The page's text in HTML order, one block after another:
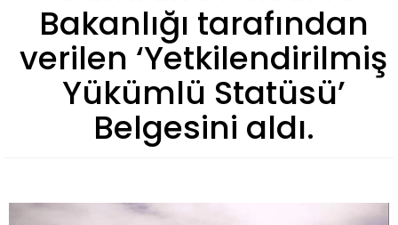
Bakanlığı tarafından
verilen ‘Yetkilendirilmiş
Yükümlü Statüsü’
Belgesini aldı.